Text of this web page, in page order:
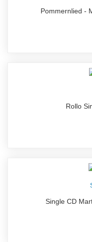
Pommernlied -
Rollo
Single CD